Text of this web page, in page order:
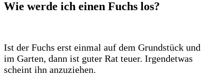
Wie werde ich einen Fuchs los?
Ist der Fuchs erst einmal auf dem Grundstück und
im Garten, dann ist guter Rat teuer. Irgendetwas
scheint ihn anzuziehen.